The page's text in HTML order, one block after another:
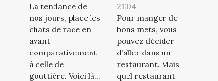
La tendance de
nos jours, place les
chats de race en
avant
comparativement
à celle de
gouttière. Voici là...
21:04
Pour manger de
bons mets, vous
pouvez décider
d’aller dans un
restaurant. Mais
quel restaurant